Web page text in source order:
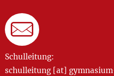
Schulleitung:
schulleitung [at]